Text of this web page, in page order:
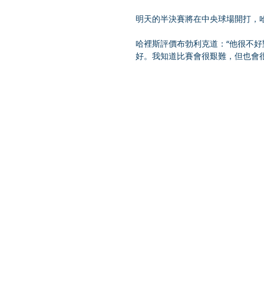
明天的半決賽將在中央球場開打，
哈裡斯評價布勃利克道：“他很不
好。我知道比賽會很艱難，但也會